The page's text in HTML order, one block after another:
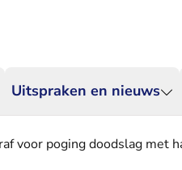
Uitspraken en nieuws
voor poging doodslag met